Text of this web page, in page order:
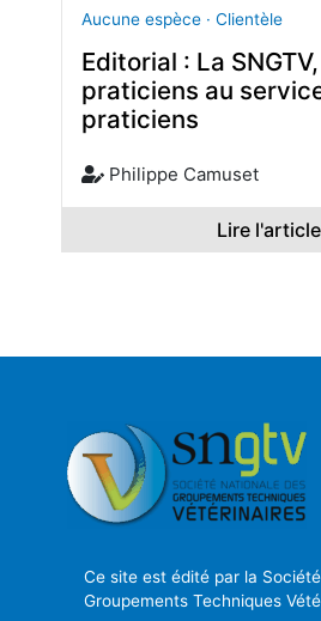
Aucune espèce · Clientèle
Editorial : La
praticiens au
praticiens
Philippe Camuset
Lire l'article
Ce site est édité par la
Groupements Techniques